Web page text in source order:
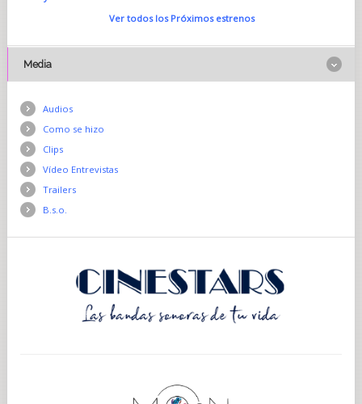
Ver todos los Próximos estrenos
Media
Audios
Como se hizo
Clips
Vídeo Entrevistas
Trailers
B.s.o.